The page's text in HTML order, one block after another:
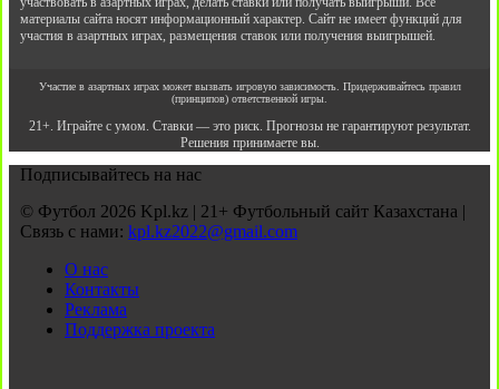
материалы сайта носят информационный характер. Сайт не имеет функций для
участия в азартных играх, размещения ставок или получения выигрышей.
Участие в азартных играх может вызвать игровую зависимость. Придерживайтесь правил
(принципов) ответственной игры.
21+. Играйте с умом. Ставки — это риск. Прогнозы не гарантируют результат.
Решения принимаете вы.
Подписывайтесь на нас
© Футбол 2026 Kpl.kz | 21+ Футбольный сайт Казахстана |
Связь с нами: kpl.kz2022@gmail.com
О нас
Контакты
Реклама
Поддержка проекта